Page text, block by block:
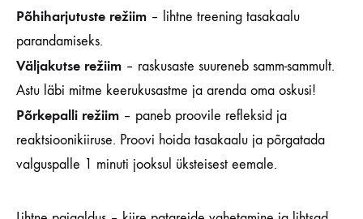
Põhiharjutuste režiim – lihtne treening tasakaalu
parandamiseks.
Väljakutse režiim – raskusaste suureneb samm-sammult.
Astu läbi mitme keerukusastme ja arenda oma oskusi!
Põrkepalli režiim – paneb proovile refleksid ja
reaktsioonikiiruse. Proovi hoida tasakaalu ja põrgatada
valguspalle 1 minuti jooksul üksteisest eemale.